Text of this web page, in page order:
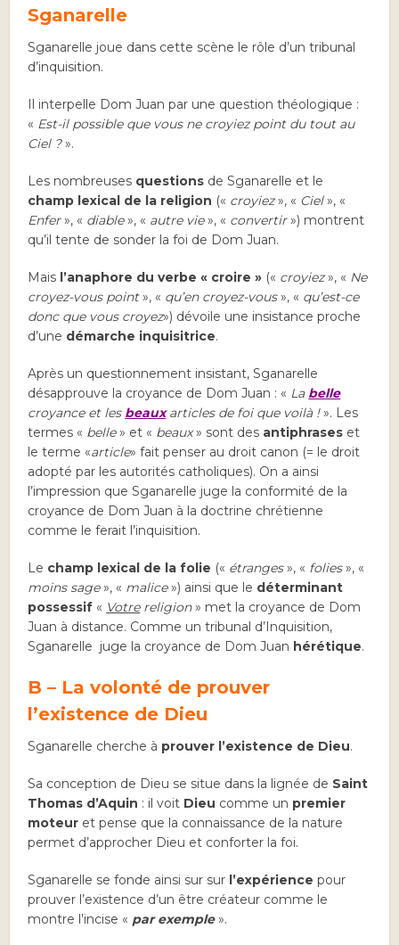
Sganarelle
Sganarelle joue dans cette scène le rôle d’un tribunal
d’inquisition.
Il interpelle Dom Juan par une question théologique :
« Est-il possible que vous ne croyiez point du tout au
Ciel ?».
Les nombreuses questions de Sganarelle et le
champ lexical de la religion (« croyiez», « Ciel», «
Enfer», « diable», « autre vie», « convertir») montrent
qu’il tente de sonder la foi de Dom Juan.
Mais l’anaphore du verbe « croire » (« croyiez», « Ne
croyez-vous point», « qu’en croyez-vous», « qu’est-ce
donc que vous croyez») dévoile une insistance proche
d’une démarche inquisitrice.
Après un questionnement insistant, Sganarelle
désapprouve la croyance de Dom Juan : « La belle
croyance et les beauxarticles de foi que voilà !». Les
termes « belle» et « beaux» sont des antiphrases et
le terme «article» fait penser au droit canon (= le droit
adopté par les autorités catholiques). On a ainsi
l’impression que Sganarelle juge la conformité de la
croyance de Dom Juan à la doctrine chrétienne
comme le ferait l’inquisition.
Le champ lexical de la folie (« étranges», « folies», «
moins sage», « malice») ainsi que le déterminant
possessif « Votrereligion» met la croyance de Dom
Juan à distance. Comme un tribunal d’Inquisition,
Sganarelle juge la croyance de Dom Juan hérétique.
B – La volonté de prouver
l’existence de Dieu
Sganarelle cherche à prouver l’existence de Dieu.
Sa conception de Dieu se situe dans la lignée de Saint
Thomas d’Aquin : il voit Dieu comme un premier
moteur et pense que la connaissance de la nature
permet d’approcher Dieu et conforter la foi.
Sganarelle se fonde ainsi sur sur l’expérience pour
prouver l’existence d’un être créateur comme le
montre l’incise « par exemple».